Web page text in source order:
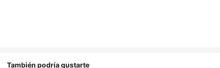
También podría gustarte